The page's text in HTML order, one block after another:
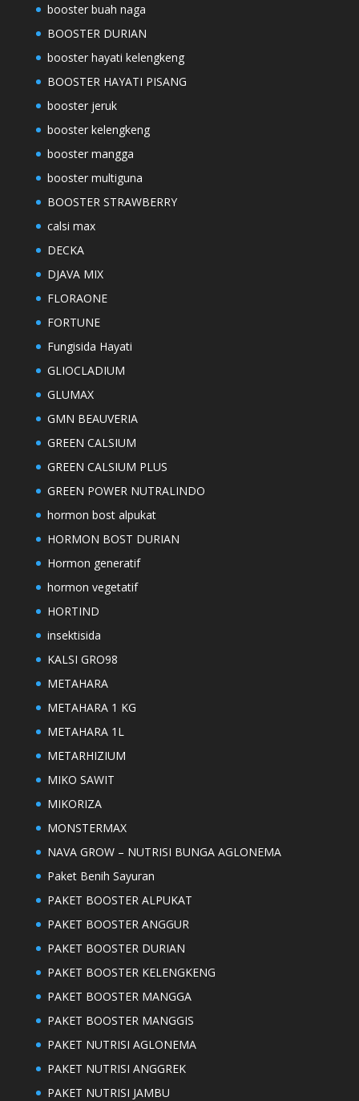
booster buah naga
BOOSTER DURIAN
booster hayati kelengkeng
BOOSTER HAYATI PISANG
booster jeruk
booster kelengkeng
booster mangga
booster multiguna
BOOSTER STRAWBERRY
calsi max
DECKA
DJAVA MIX
FLORAONE
FORTUNE
Fungisida Hayati
GLIOCLADIUM
GLUMAX
GMN BEAUVERIA
GREEN CALSIUM
GREEN CALSIUM PLUS
GREEN POWER NUTRALINDO
hormon bost alpukat
HORMON BOST DURIAN
Hormon generatif
hormon vegetatif
HORTIND
insektisida
KALSI GRO98
METAHARA
METAHARA 1 KG
METAHARA 1L
METARHIZIUM
MIKO SAWIT
MIKORIZA
MONSTERMAX
NAVA GROW – NUTRISI BUNGA AGLONEMA
Paket Benih Sayuran
PAKET BOOSTER ALPUKAT
PAKET BOOSTER ANGGUR
PAKET BOOSTER DURIAN
PAKET BOOSTER KELENGKENG
PAKET BOOSTER MANGGA
PAKET BOOSTER MANGGIS
PAKET NUTRISI AGLONEMA
PAKET NUTRISI ANGGREK
PAKET NUTRISI JAMBU